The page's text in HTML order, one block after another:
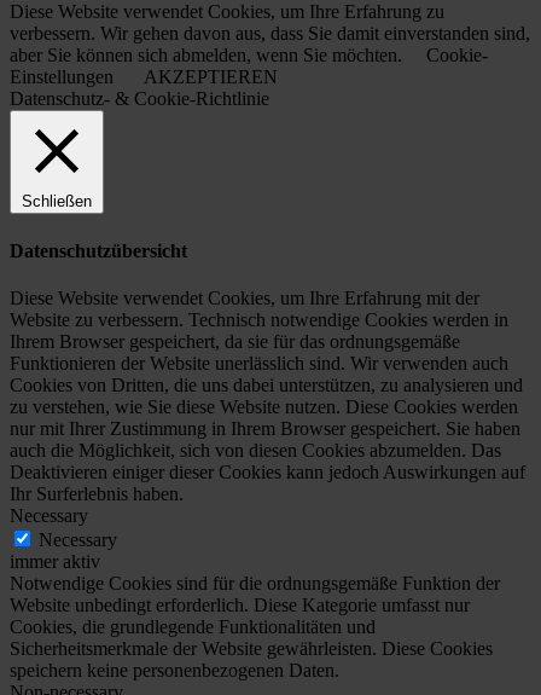
Diese Website verwendet Cookies, um Ihre Erfahrung zu
verbessern. Wir gehen davon aus, dass Sie damit einverstanden sind,
aber Sie können sich abmelden, wenn Sie möchten.
Cookie-
Einstellungen
AKZEPTIEREN
Datenschutz- & Cookie-Richtlinie
Schließen
Datenschutzübersicht
Diese Website verwendet Cookies, um Ihre Erfahrung mit der
Website zu verbessern. Technisch notwendige Cookies werden in
Ihrem Browser gespeichert, da sie für das ordnungsgemäße
Funktionieren der Website unerlässlich sind. Wir verwenden auch
Cookies von Dritten, die uns dabei unterstützen, zu analysieren und
zu verstehen, wie Sie diese Website nutzen. Diese Cookies werden
nur mit Ihrer Zustimmung in Ihrem Browser gespeichert. Sie haben
auch die Möglichkeit, sich von diesen Cookies abzumelden. Das
Deaktivieren einiger dieser Cookies kann jedoch Auswirkungen auf
Ihr Surferlebnis haben.
Necessary
Necessary
immer aktiv
Notwendige Cookies sind für die ordnungsgemäße Funktion der
Website unbedingt erforderlich. Diese Kategorie umfasst nur
Cookies, die grundlegende Funktionalitäten und
Sicherheitsmerkmale der Website gewährleisten. Diese Cookies
speichern keine personenbezogenen Daten.